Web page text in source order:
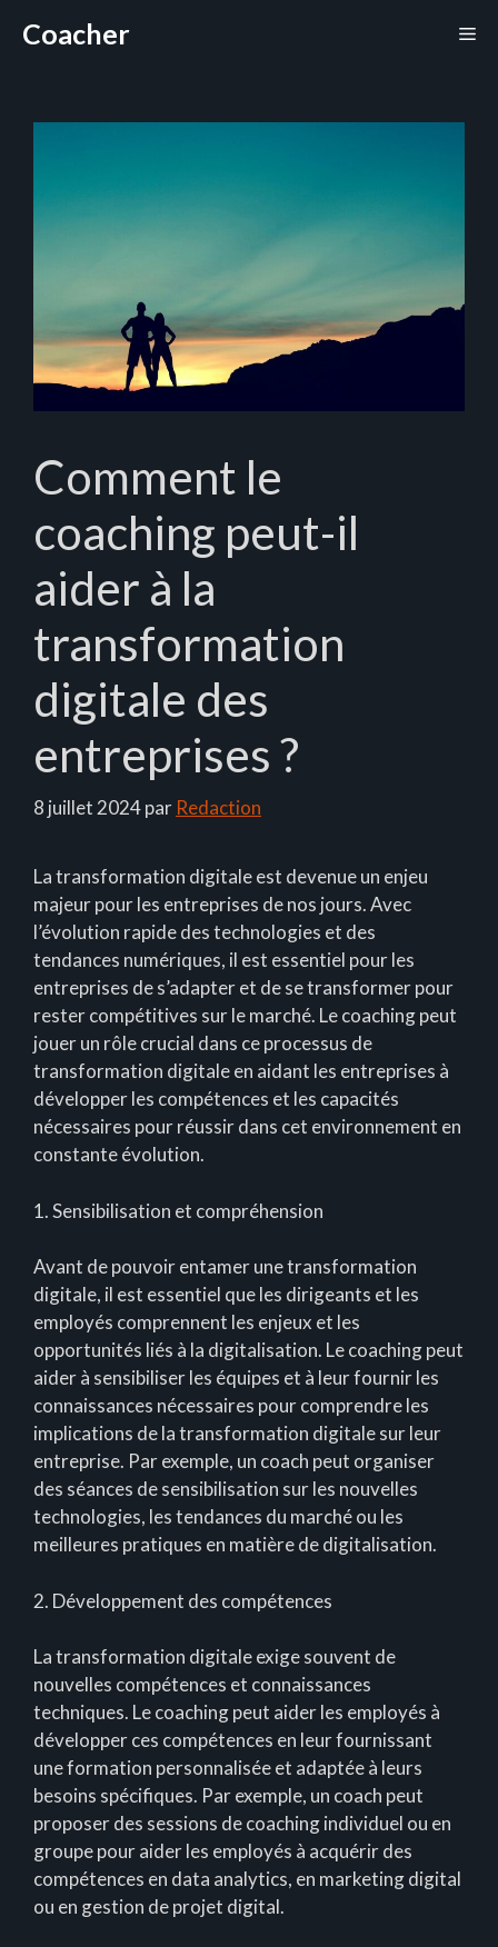
Coacher
Comment le
coaching peut-il
aider à la
transformation
digitale des
entreprises ?
8 juillet 2024par Redaction
La transformation digitale est devenue un enjeu
majeur pour les entreprises de nos jours. Avec
l’évolution rapide des technologies et des
tendances numériques, il est essentiel pour les
entreprises de s’adapter et de se transformer pour
rester compétitives sur le marché. Le coaching peut
jouer un rôle crucial dans ce processus de
transformation digitale en aidant les entreprises à
développer les compétences et les capacités
nécessaires pour réussir dans cet environnement en
constante évolution.
1. Sensibilisation et compréhension
Avant de pouvoir entamer une transformation
digitale, il est essentiel que les dirigeants et les
employés comprennent les enjeux et les
opportunités liés à la digitalisation. Le coaching peut
aider à sensibiliser les équipes et à leur fournir les
connaissances nécessaires pour comprendre les
implications de la transformation digitale sur leur
entreprise. Par exemple, un coach peut organiser
des séances de sensibilisation sur les nouvelles
technologies, les tendances du marché ou les
meilleures pratiques en matière de digitalisation.
2. Développement des compétences
La transformation digitale exige souvent de
nouvelles compétences et connaissances
techniques. Le coaching peut aider les employés à
développer ces compétences en leur fournissant
une formation personnalisée et adaptée à leurs
besoins spécifiques. Par exemple, un coach peut
proposer des sessions de coaching individuel ou en
groupe pour aider les employés à acquérir des
compétences en data analytics, en marketing digital
ou en gestion de projet digital.